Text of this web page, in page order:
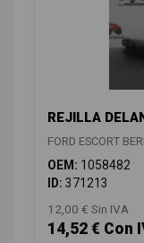
REJILLA
FORD ESCORT
OEM: 1058482
ID: 371213
12,00 € Sin IVA
14,52 € Con